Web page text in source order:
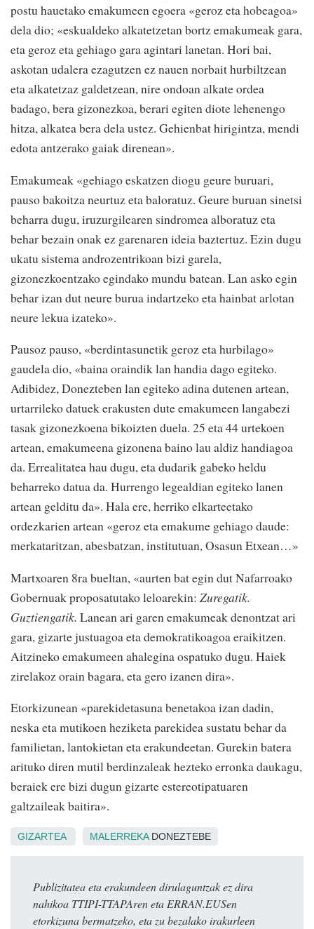
postu hauetako emakumeen egoera «geroz eta hobeagoa»
dela dio; «eskualdeko alkatetzetan bortz emakumeak gara,
eta geroz eta gehiago gara agintari lanetan. Hori bai,
askotan udalera ezagutzen ez nauen norbait hurbiltzean
eta alkatetzaz galdetzean, nire ondoan alkate ordea
badago, bera gizonezkoa, berari egiten diote lehenengo
hitza, alkatea bera dela ustez. Gehienbat hirigintza, mendi
edota antzerako gaiak direnean».
Emakumeak «gehiago eskatzen diogu geure buruari,
pauso bakoitza neurtuz eta baloratuz. Geure buruan sinetsi
beharra dugu, iruzurgilearen sindromea alboratuz eta
behar bezain onak ez garenaren ideia baztertuz. Ezin dugu
ukatu sistema androzentrikoan bizi garela,
gizonezkoentzako egindako mundu batean. Lan asko egin
behar izan dut neure burua indartzeko eta hainbat arlotan
neure lekua izateko».
Pausoz pauso, «berdintasunetik geroz eta hurbilago»
gaudela dio, «baina oraindik lan handia dago egiteko.
Adibidez, Donezteben lan egiteko adina dutenen artean,
urtarrileko datuek erakusten dute emakumeen langabezi
tasak gizonezkoena bikoizten duela. 25 eta 44 urtekoen
artean, emakumeena gizonena baino lau aldiz handiagoa
da. Errealitatea hau dugu, eta dudarik gabeko heldu
beharreko datua da. Hurrengo legealdian egiteko lanen
artean gelditu da». Hala ere, herriko elkarteetako
ordezkarien artean «geroz eta emakume gehiago daude:
merkataritzan, abesbatzan, institutuan, Osasun Etxean…»
Martxoaren 8ra bueltan, «aurten bat egin dut Nafarroako
Gobernuak proposatutako leloarekin: Zuregatik.
Guztiengatik. Lanean ari garen emakumeak denontzat ari
gara, gizarte justuagoa eta demokratikoagoa eraikitzen.
Aitzineko emakumeen ahalegina ospatuko dugu. Haiek
zirelakoz orain bagara, eta gero izanen dira».
Etorkizunean «parekidetasuna benetakoa izan dadin,
neska eta mutikoen heziketa parekidea sustatu behar da
familietan, lantokietan eta erakundeetan. Gurekin batera
arituko diren mutil berdinzaleak hezteko erronka daukagu,
beraiek ere bizi dugun gizarte estereotipatuaren
galtzaileak baitira».
GIZARTEA MALERREKADONEZTEBE
Publizitatea eta erakundeen dirulaguntzak ez dira
nahikoa TTIPI-TTAPAren eta ERRAN.EUSen
etorkizuna bermatzeko, eta zu bezalako irakurleen